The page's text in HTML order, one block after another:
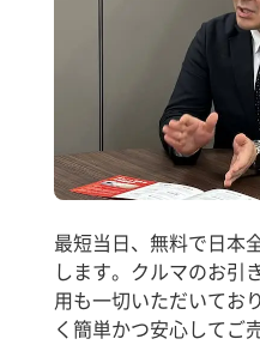
最短当日、無料で日本
します。クルマのお引
用も一切いただいてお
く簡単かつ安心してご